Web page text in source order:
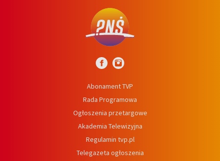
Abonament TVP
Rada Programowa
Ogłoszenia przetargowe
Akademia Telewizyjna
Regulamin tvp.pl
Telegazeta ogłoszenia